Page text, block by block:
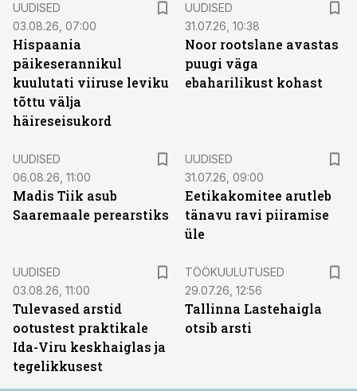
UUDISED
03.08.26, 07:00
Hispaania
päikeserannikul
kuulutati viiruse leviku
tõttu välja
häireseisukord
UUDISED
31.07.26, 10:38
Noor rootslane avastas
puugi väga
ebaharilikust kohast
UUDISED
06.08.26, 11:00
Madis Tiik asub
Saaremaale perearstiks
UUDISED
31.07.26, 09:00
Eetikakomitee arutleb
tänavu ravi piiramise
üle
UUDISED
03.08.26, 11:00
Tulevased arstid
ootustest praktikale
Ida-Viru keskhaiglas ja
tegelikkusest
TÖÖKUULUTUSED
29.07.26, 12:56
Tallinna Lastehaigla
otsib arsti